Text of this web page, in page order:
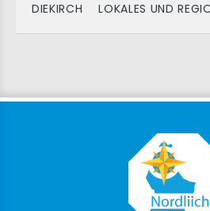
DIEKIRCH LOKALES UND